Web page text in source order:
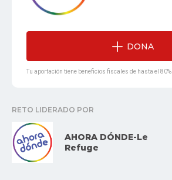
DONA
Tu aportación tiene beneficios fiscales de hasta el 80%
RETO LIDERADO POR
AHORA DÓNDE-Le
Refuge